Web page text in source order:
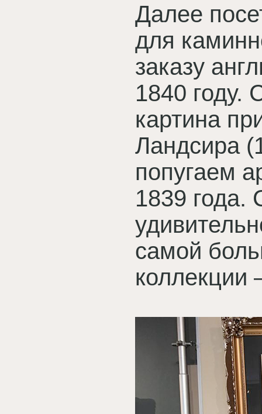
Далее
для
заказу
1840
картина
Ландсира
попугаем
1839
самой
коллекции